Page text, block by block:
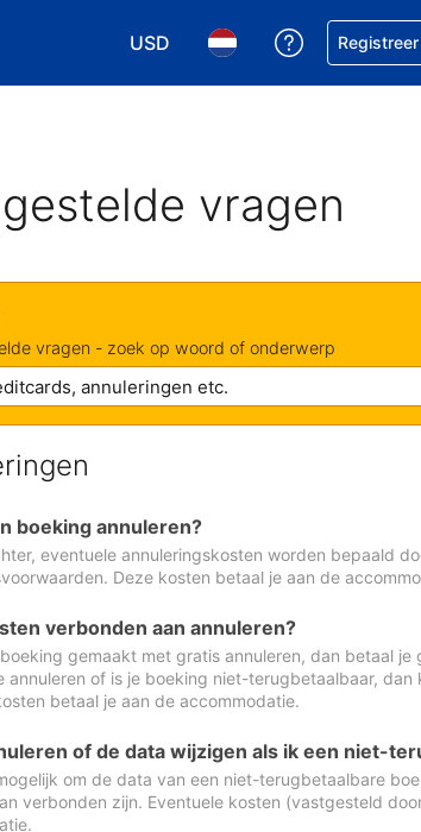
USD
Kies je valuta. Je huidige
Kies je taal. Je
Krijg hulp
vragen
vragen - zoek op woord of onderwerp
boeking annuleren?
eventuele annuleringskosten worden bepaald
Deze kosten betaal je aan de
verbonden aan annuleren?
gemaakt met gratis annuleren, dan betaal
annuleren of is je boeking niet-terugbetaalbaar,
betaal je aan de accommodatie.
of de data wijzigen als ik een niet-
om de data van een niet-terugbetaalbare
verbonden zijn. Eventuele kosten (vastgesteld